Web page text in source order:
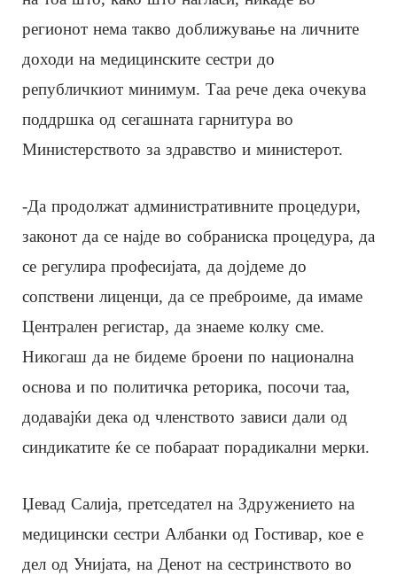
регионот нема такво доближување на личните
доходи на медицинските сестри до
републичкиот минимум. Таа рече дека очекува
поддршка од сегашната гарнитура во
Министерството за здравство и министерот.
-Да продолжат административните процедури,
законот да се најде во собраниска процедура, да
се регулира професијата, да дојдеме до
сопствени лиценци, да се преброиме, да имаме
Централен регистар, да знаеме колку сме.
Никогаш да не бидеме броени по национална
основа и по политичка реторика, посочи таа,
додавајќи дека од членството зависи дали од
синдикатите ќе се побараат порадикални мерки.
Џевад Салија, претседател на Здружението на
медицински сестри Албанки од Гостивар, кое е
дел од Унијата, на Денот на сестринството во